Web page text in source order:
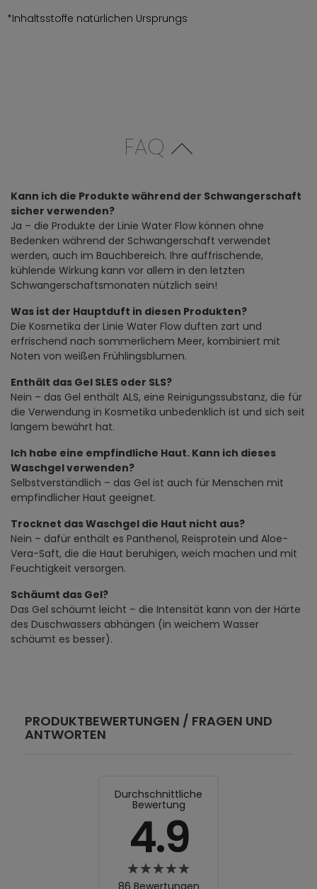
*Inhaltsstoffe natürlichen Ursprungs
FAQ
Kann ich die Produkte während der Schwangerschaft
sicher verwenden?
Ja – die Produkte der Linie Water Flow können ohne
Bedenken während der Schwangerschaft verwendet
werden, auch im Bauchbereich. Ihre auffrischende,
kühlende Wirkung kann vor allem in den letzten
Schwangerschaftsmonaten nützlich sein!
Was ist der Hauptduft in diesen Produkten?
Die Kosmetika der Linie Water Flow duften zart und
erfrischend nach sommerlichem Meer, kombiniert mit
Noten von weißen Frühlingsblumen.
Enthält das Gel SLES oder SLS?
Nein – das Gel enthält ALS, eine Reinigungssubstanz, die für
die Verwendung in Kosmetika unbedenklich ist und sich seit
langem bewährt hat.
Ich habe eine empfindliche Haut. Kann ich dieses
Waschgel verwenden?
Selbstverständlich – das Gel ist auch für Menschen mit
empfindlicher Haut geeignet.
Trocknet das Waschgel die Haut nicht aus?
Nein – dafür enthält es Panthenol, Reisprotein und Aloe-
Vera-Saft, die die Haut beruhigen, weich machen und mit
Feuchtigkeit versorgen.
Schäumt das Gel?
Das Gel schäumt leicht – die Intensität kann von der Härte
des Duschwassers abhängen (in weichem Wasser
schäumt es besser).
PRODUKTBEWERTUNGEN / FRAGEN UND
ANTWORTEN
Durchschnittliche
Bewertung
4.9
86 Bewertungen